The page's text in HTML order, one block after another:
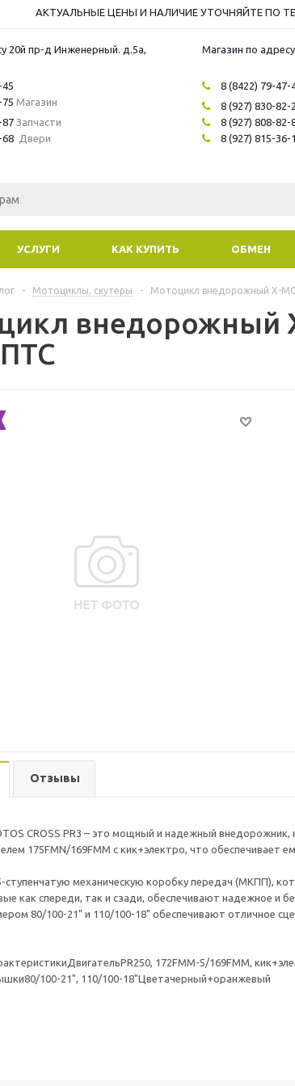
АКТУАЛЬНЫЕ ЦЕНЫ И НАЛИЧИЕ УТОЧНЯЙТЕ ПО
20й пр-д Инженерный. д.5а,
Магазин
87 Запчасти
68 Двери
Магазин по
8 (8422) 79-47-
8 (927) 830-82-
8 (927) 808-82-
8 (927) 815-36-
УСЛУГИ КАК КУПИТЬ ОБМЕН
- Мотоциклы, скутеры - Мотоцикл внедорожный X-
внедорожный
ПТС
Отзывы
CROSS PR3 – это мощный и надежный
175FMN/169FMM с кик+электро, что обеспечивает
механическую коробку передач (МКПП),
как спереди, так и сзади, обеспечивают надежное и
80/100-21" и 110/100-18" обеспечивают отличное
172FMM-5/169FMM,
100-21", 110/100-18"Цветачерный+оранжевый